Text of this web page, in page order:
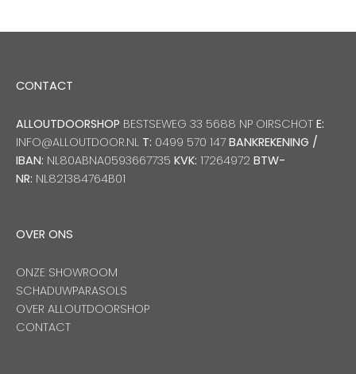
CONTACT
ALLOUTDOORSHOP BESTSEWEG 33 5688 NP OIRSCHOT E:
INFO@ALLOUTDOOR.NL T: 0499 570 147 BANKREKENING /
IBAN: NL80ABNA0593667735 KVK: 17264972 BTW-
NR: NL821384764B01
OVER ONS
ONZE SHOWROOM
SCHADUWPARASOLS
OVER ALLOUTDOORSHOP
CONTACT